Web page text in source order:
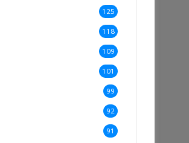
125
118
109
101
99
92
91